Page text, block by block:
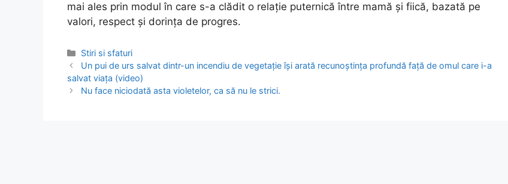
mai ales prin modul în care s-a clădit o relație puternică între mamă și fiică, bazată pe
valori, respect și dorința de progres.
Categories
Stiri si sfaturi
Post
navigation
Un pui de urs salvat dintr-un incendiu de vegetație își arată recunoștința profundă față de omul care i-a
salvat viața (video)
Nu face niciodată asta violetelor, ca să nu le strici.